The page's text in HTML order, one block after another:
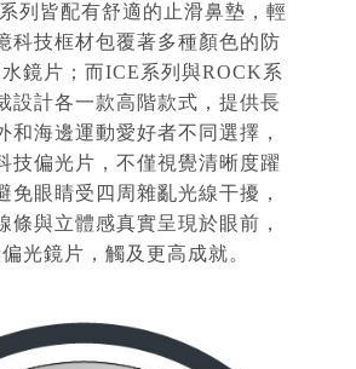
列皆配有舒適的止滑鼻墊，輕
科技框材包覆著多種顏色的防
鏡片；而ICE系列與ROCK系
設計各一款高階款式，提供長
和海邊運動愛好者不同選擇，
技偏光片，不僅視覺清晰度躍
免眼睛受四周雜亂光線干擾，
條與立體感真實呈現於眼前，
光鏡片，觸及更高成就。